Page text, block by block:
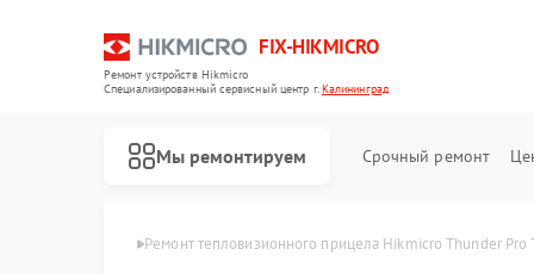
FIX-HIKMICRO
Ремонт устройств Hikmicro
Специализированный cервисный центр г.Калининград
Мы ремонтируем Срочный ремонт
в Калининграде Ремонт тепловизионного прицела Hikmicro Thunder Pro